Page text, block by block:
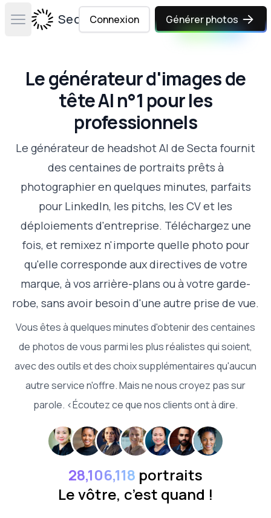
Open main menuSecta Labs
Connexion Générer photos
Le générateur d'images de
tête AI n°1 pour les
professionnels
Le générateur de headshot AI de Secta fournit
des centaines de portraits prêts à
photographier en quelques minutes, parfaits
pour LinkedIn, les pitchs, les CV et les
déploiements d'entreprise. Téléchargez une
fois, et remixez n'importe quelle photo pour
qu'elle corresponde aux directives de votre
marque, à vos arrière-plans ou à votre garde-
robe, sans avoir besoin d'une autre prise de vue.
Vous êtes à quelques minutes d'obtenir des centaines
de photos de vous parmi les plus réalistes qui soient,
avec des outils et des choix supplémentaires qu'aucun
autre service n'offre. Mais ne nous croyez pas sur
parole. <Écoutez ce que nos clients ont à dire.
28,106,118 portraits
Le vôtre, c’est quand !